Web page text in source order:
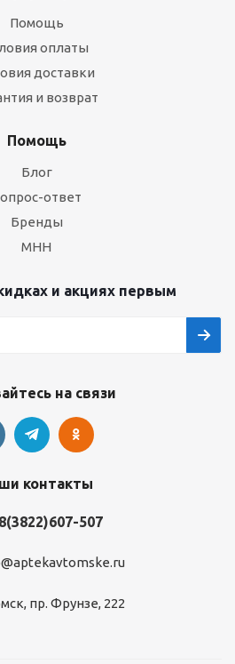
Помощь
оплаты
доставки
и возврат
Помощь
Блог
ответ
Бренды
МНН
и акциях первым
на связи
контакты
8(3822)607-507
пр. Фрунзе, 222